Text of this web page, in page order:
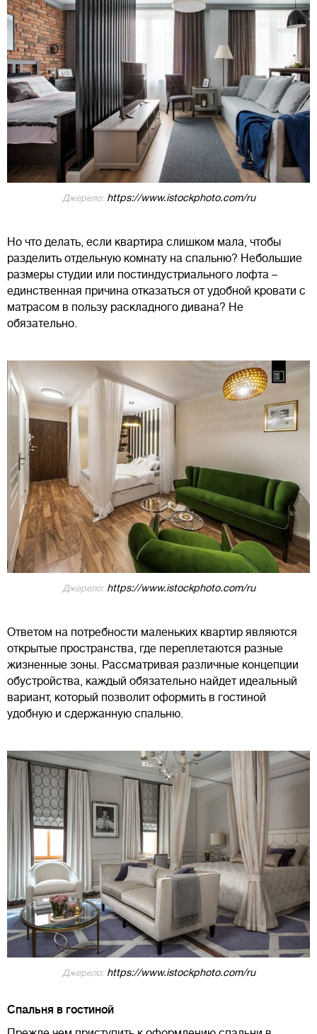
Джерело:https://www.istockphoto.com/ru
Но что делать, если квартира слишком мала, чтобы
разделить отдельную комнату на спальню? Небольшие
размеры студии или постиндустриального лофта –
единственная причина отказаться от удобной кровати с
матрасом в пользу раскладного дивана? Не
обязательно.
Джерело:https://www.istockphoto.com/ru
Ответом на потребности маленьких квартир являются
открытые пространства, где переплетаются разные
жизненные зоны. Рассматривая различные концепции
обустройства, каждый обязательно найдет идеальный
вариант, который позволит оформить в гостиной
удобную и сдержанную спальню.
Джерело:https://www.istockphoto.com/ru
Спальня в гостиной